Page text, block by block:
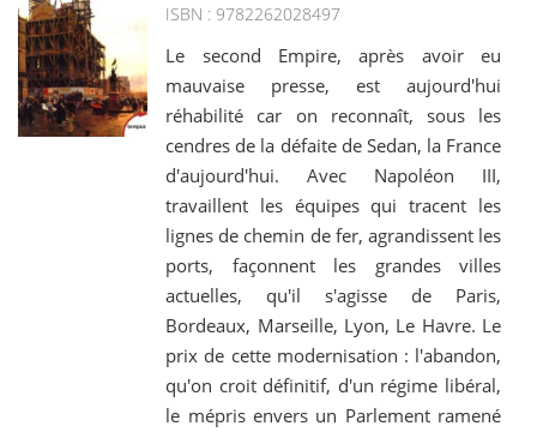
ISBN : 9782262028497
Le second Empire, après avoir eu
mauvaise presse, est aujourd'hui
réhabilité car on reconnaît, sous les
cendres de la défaite de Sedan, la France
d'aujourd'hui. Avec Napoléon III,
travaillent les équipes qui tracent les
lignes de chemin de fer, agrandissent les
ports, façonnent les grandes villes
actuelles, qu'il s'agisse de Paris,
Bordeaux, Marseille, Lyon, Le Havre. Le
prix de cette modernisation : l'abandon,
qu'on croit définitif, d'un régime libéral,
le mépris envers un Parlement ramené